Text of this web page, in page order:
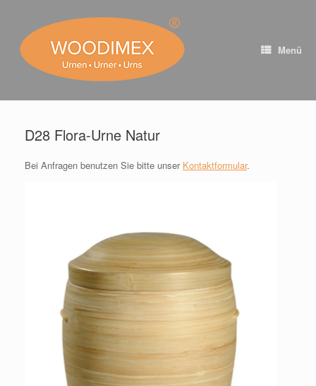
springen
Menü
D28 Flora-Urne Natur ⠀ ⠀
Bei Anfragen benutzen Sie bitte unser Kontaktformular.